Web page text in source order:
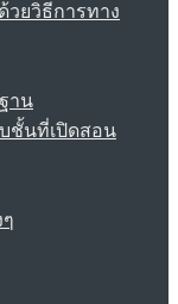
วยวิธีการทาง
าน
ชั้นที่เปิดสอน